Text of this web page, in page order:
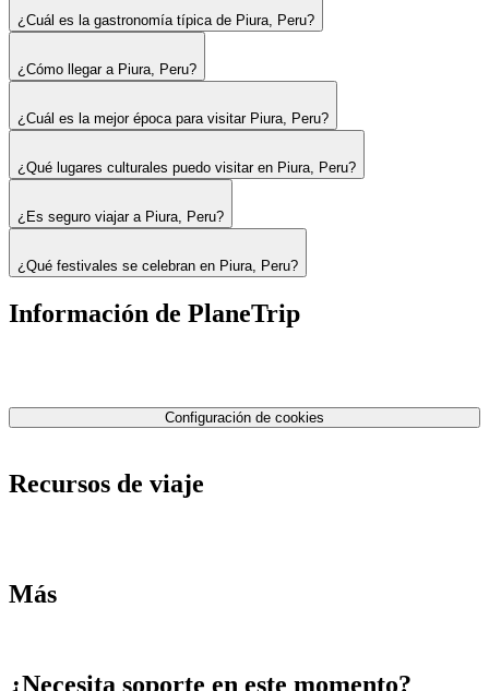
¿Cuál es la gastronomía típica de Piura, Peru?
¿Cómo llegar a Piura, Peru?
¿Cuál es la mejor época para visitar Piura, Peru?
¿Qué lugares culturales puedo visitar en Piura, Peru?
¿Es seguro viajar a Piura, Peru?
¿Qué festivales se celebran en Piura, Peru?
Información de PlaneTrip
Configuración de cookies
Recursos de viaje
Más
¿Necesita soporte en este momento?